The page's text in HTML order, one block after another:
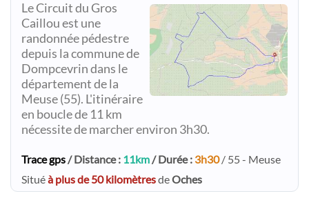
Le Circuit du Gros
Caillou est une
randonnée pédestre
depuis la commune de
Dompcevrin dans le
département de la
Meuse (55). L'itinéraire
en boucle de 11 km
nécessite de marcher environ 3h30.
Trace gps/ Distance : 11km/ Durée : 3h30/ 55 - Meuse
Situéà plus de 50 kilomètresdeOches